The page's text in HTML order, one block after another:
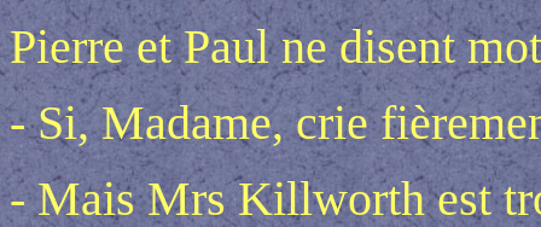
Pierre et Paul ne disent
- Si, Madame, crie
- Mais Mrs Killworth est